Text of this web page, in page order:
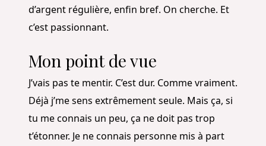
d’argent régulière, enfin bref. On cherche. Et
c’est passionnant.
Mon point de vue
J’vais pas te mentir. C’est dur. Comme vraiment.
Déjà j’me sens extrêmement seule. Mais ça, si
tu me connais un peu, ça ne doit pas trop
t’étonner. Je ne connais personne mis à part